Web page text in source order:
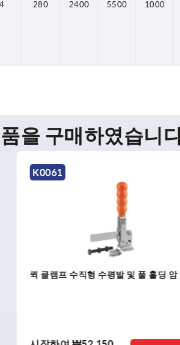
4 280 2400 5500 1000
을 구매하였습니
K0061
퀵 클램프 수직형 수평발 및 풀 홀딩 암